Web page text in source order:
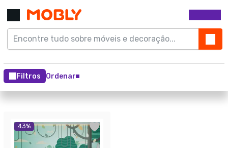
Filtros Ordenar
43%